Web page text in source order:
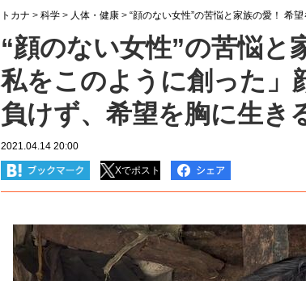
トカナ > 科学 > 人体・健康 > “顔のない女性”の苦悩と家族の愛！ 希
“顔のない女性”の苦悩と
私をこのように創った」
負けず、希望を胸に生き
2021.04.14 20:00
Xでポスト